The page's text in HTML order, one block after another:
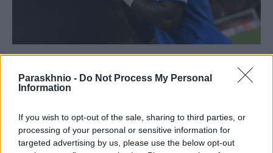
Paraskhnio - Do Not Process My Personal
Information
If you wish to opt-out of the sale, sharing to third parties, or
processing of your personal or sensitive information for
targeted advertising by us, please use the below opt-out
Ρεάλ «έδεσε» τον Βινίσιους μέχρι το 2032 με μυθικό
συμβόλαιο